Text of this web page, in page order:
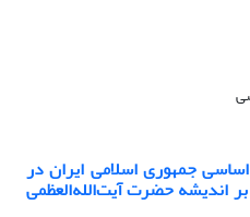
اصل 152 قانون اساسی جمهوری اسلامی ایران در
اندیشه حضرت آیت‌الله‌العظمی